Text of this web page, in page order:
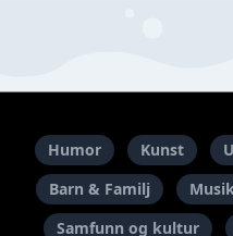
Humor Kunst
Barn & Familj
Samfunn og kultur